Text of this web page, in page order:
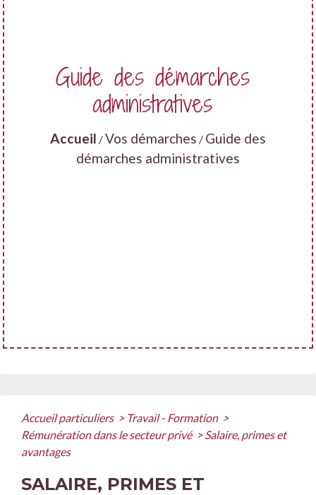
Guide des démarches
administratives
Accueil /Vos démarches / Guide des
démarches administratives
Accueil particuliers > Travail - Formation >
Rémunération dans le secteur privé > Salaire, primes et
avantages
SALAIRE, PRIMES ET